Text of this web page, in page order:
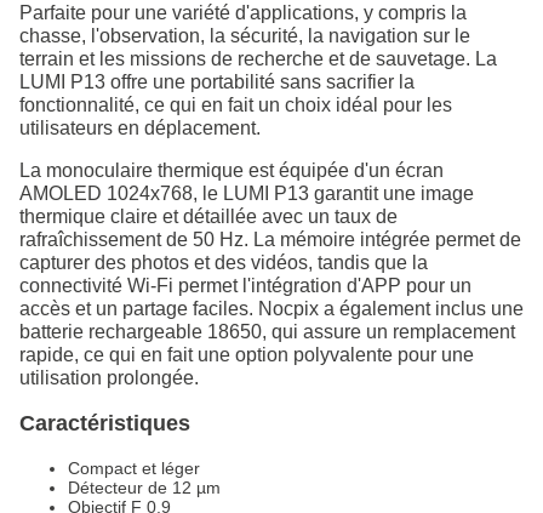
Parfaite pour une variété d'applications, y compris la
chasse, l'observation, la sécurité, la navigation sur le
terrain et les missions de recherche et de sauvetage. La
LUMI P13 offre une portabilité sans sacrifier la
fonctionnalité, ce qui en fait un choix idéal pour les
utilisateurs en déplacement.
La monoculaire thermique est équipée d'un écran
AMOLED 1024x768, le LUMI P13 garantit une image
thermique claire et détaillée avec un taux de
rafraîchissement de 50 Hz. La mémoire intégrée permet de
capturer des photos et des vidéos, tandis que la
connectivité Wi-Fi permet l'intégration d'APP pour un
accès et un partage faciles. Nocpix a également inclus une
batterie rechargeable 18650, qui assure un remplacement
rapide, ce qui en fait une option polyvalente pour une
utilisation prolongée.
Caractéristiques
Compact et léger
Détecteur de 12 µm
Objectif F 0.9